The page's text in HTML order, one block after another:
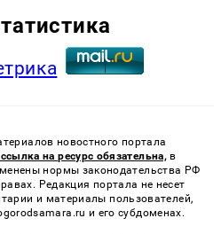
новостного портала
на ресурс обязательна, в
нормы законодательства РФ
Редакция портала не несет
и материалы пользователей,
и его субдоменах.